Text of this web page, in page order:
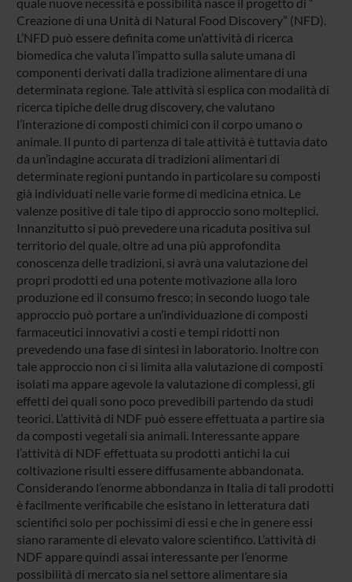
Creazione di una Unità di Natural Food Discovery” (NFD).
L’NFD può essere definita come un’attività di ricerca
biomedica che valuta l’impatto sulla salute umana di
componenti derivati dalla tradizione alimentare di una
determinata regione. Tale attività si esplica con modalità di
ricerca tipiche delle drug discovery, che valutano
l’interazione di composti chimici con il corpo umano o
animale. Il punto di partenza di tale attività è tuttavia dato
da un’indagine accurata di tradizioni alimentari di
determinate regioni puntando in particolare su composti
già individuati nelle varie forme di medicina etnica. Le
valenze positive di tale tipo di approccio sono molteplici.
Innanzitutto si può prevedere una ricaduta positiva sul
territorio del quale, oltre ad una più approfondita
conoscenza delle tradizioni, si avrà una valutazione dei
propri prodotti ed una potente motivazione alla loro
produzione ed il consumo fresco; in secondo luogo tale
approccio può portare a un’individuazione di composti
farmaceutici innovativi a costi e tempi ridotti non
prevedendo una fase di sintesi in laboratorio. Inoltre con
tale approccio non ci si limita alla valutazione di composti
isolati ma appare agevole la valutazione di complessi, gli
effetti dei quali sono poco prevedibili partendo da studi
teorici. L’attività di NDF può essere effettuata a partire sia
da composti vegetali sia animali. Interessante appare
l’attività di NDF effettuata su prodotti antichi la cui
coltivazione risulti essere diffusamente abbandonata.
Considerando l’enorme abbondanza in Italia di tali prodotti
è facilmente verificabile che esistano in letteratura dati
scientifici solo per pochissimi di essi e che in genere essi
siano raramente di elevato valore scientifico. L’attività di
NDF appare quindi assai interessante per l’enorme
possibilità di mercato sia nel settore alimentare sia